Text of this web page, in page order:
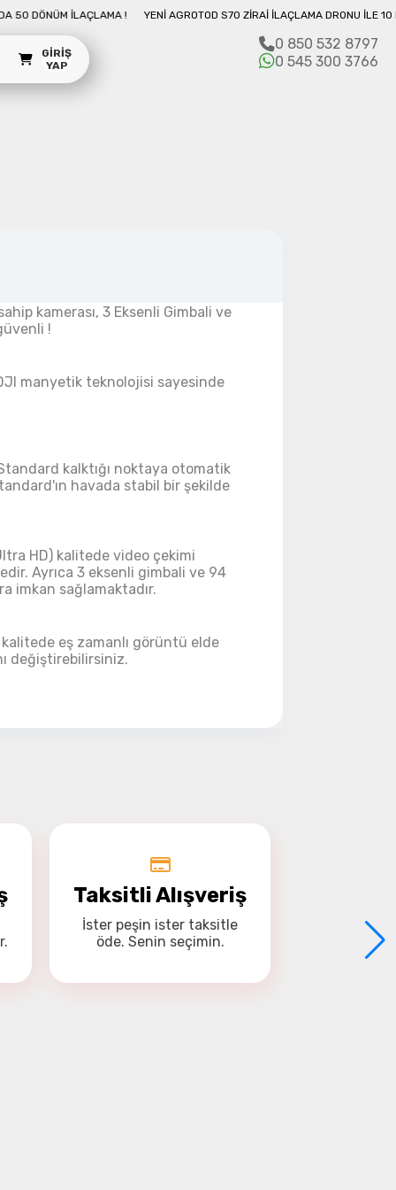
İLE 10 DAKIKADA 50 DÖNÜM İLAÇLAMA ! YENI AGROTOD S70 ZIRAI
GIRIŞ
YAP
0 850 532 8797
0 545 300 3766
kamerası, 3 Eksenli Gimbali ve
!
manyetik teknolojisi sayesinde
kalktığı noktaya otomatik
havada stabil bir şekilde
HD) kalitede video çekimi
Ayrıca 3 eksenli gimbali ve 94
imkan sağlamaktadır.
eş zamanlı görüntü elde
değiştirebilirsiniz.
Taksitli Alışveriş
İster peşin ister taksitle
öde. Senin seçimin.